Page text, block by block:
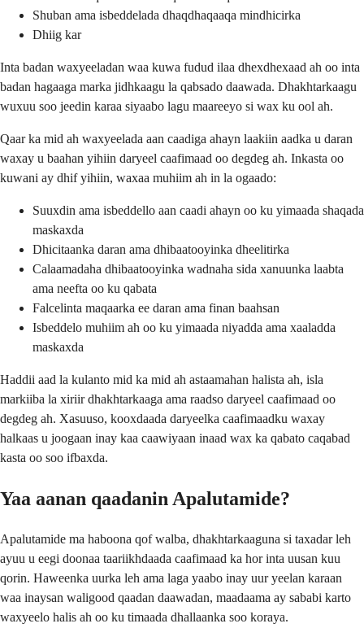
Shuban ama isbeddelada dhaqdhaqaaqa mindhicirka
Dhiig kar
Inta badan waxyeeladan waa kuwa fudud ilaa dhexdhexaad ah oo inta
badan hagaaga marka jidhkaagu la qabsado daawada. Dhakhtarkaagu
wuxuu soo jeedin karaa siyaabo lagu maareeyo si wax ku ool ah.
Qaar ka mid ah waxyeelada aan caadiga ahayn laakiin aadka u daran
waxay u baahan yihiin daryeel caafimaad oo degdeg ah. Inkasta oo
kuwani ay dhif yihiin, waxaa muhiim ah in la ogaado:
Suuxdin ama isbeddello aan caadi ahayn oo ku yimaada shaqada
maskaxda
Dhicitaanka daran ama dhibaatooyinka dheelitirka
Calaamadaha dhibaatooyinka wadnaha sida xanuunka laabta
ama neefta oo ku qabata
Falcelinta maqaarka ee daran ama finan baahsan
Isbeddelo muhiim ah oo ku yimaada niyadda ama xaaladda
maskaxda
Haddii aad la kulanto mid ka mid ah astaamahan halista ah, isla
markiiba la xiriir dhakhtarkaaga ama raadso daryeel caafimaad oo
degdeg ah. Xasuuso, kooxdaada daryeelka caafimaadku waxay
halkaas u joogaan inay kaa caawiyaan inaad wax ka qabato caqabad
kasta oo soo ifbaxda.
Yaa aanan qaadanin Apalutamide?
Apalutamide ma haboona qof walba, dhakhtarkaaguna si taxadar leh
ayuu u eegi doonaa taariikhdaada caafimaad ka hor inta uusan kuu
qorin. Haweenka uurka leh ama laga yaabo inay uur yeelan karaan
waa inaysan waligood qaadan daawadan, maadaama ay sababi karto
waxyeelo halis ah oo ku timaada dhallaanka soo koraya.